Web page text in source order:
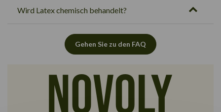
Wird Latex chemisch behandelt?
Gehen Sie zu den FAQ